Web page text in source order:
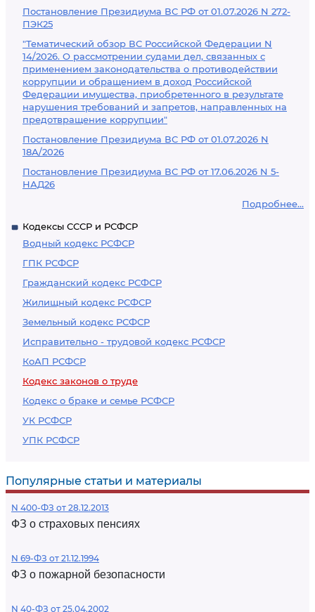
Постановление Президиума ВС РФ от 01.07.2026 N 272-
ПЭК25
"Тематический обзор ВС Российской Федерации N
14/2026. О рассмотрении судами дел, связанных с
применением законодательства о противодействии
коррупции и обращением в доход Российской
Федерации имущества, приобретенного в результате
нарушения требований и запретов, направленных на
предотвращение коррупции"
Постановление Президиума ВС РФ от 01.07.2026 N
18А/2026
Постановление Президиума ВС РФ от 17.06.2026 N 5-
НАД26
Подробнее...
Кодексы СССР и РСФСР
Водный кодекс РСФСР
ГПК РСФСР
Гражданский кодекс РСФСР
Жилищный кодекс РСФСР
Земельный кодекс РСФСР
Исправительно - трудовой кодекс РСФСР
КоАП РСФСР
Кодекс законов о труде
Кодекс о браке и семье РСФСР
УК РСФСР
УПК РСФСР
Популярные статьи и материалы
N 400-ФЗ от 28.12.2013
ФЗ о страховых пенсиях
N 69-ФЗ от 21.12.1994
ФЗ о пожарной безопасности
N 40-ФЗ от 25.04.2002